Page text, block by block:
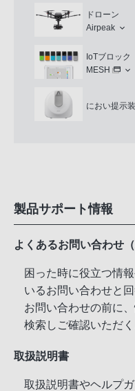
ドローン
Airpeak
IoTブロック
MESH
におい提示
製品サポート情報
よくあるお問い合わせ（
困った時に役立つ情
いるお問い合わせと
お問い合わせの前に
検索しご確認いただく
取扱説明書
取扱説明書やヘルプ